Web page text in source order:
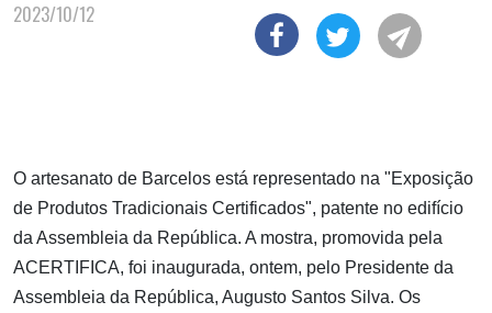
2023/10/12
O artesanato de Barcelos está representado na "Exposição
de Produtos Tradicionais Certificados", patente no edifício
da Assembleia da República. A mostra, promovida pela
ACERTIFICA, foi inaugurada, ontem, pelo Presidente da
Assembleia da República, Augusto Santos Silva. Os